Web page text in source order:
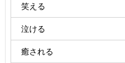
笑える
泣ける
癒される